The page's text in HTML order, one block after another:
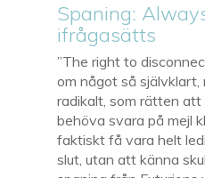
Spaning:
ifrågasätts
”The right to
om något så självklart,
radikalt, som rätten
behöva svara på mejl
faktiskt få vara helt
slut, utan att känna